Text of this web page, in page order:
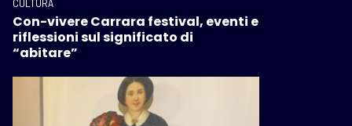
CULTURA
Con-vivere Carrara festival, eventi e
riflessioni sul significato di
“abitare”